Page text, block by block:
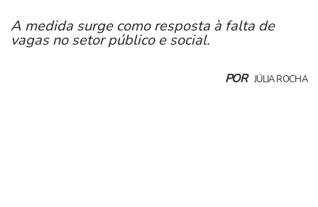
A medida surge como resposta à falta de
vagas no setor público e social.
POR JÚLIA ROCHA